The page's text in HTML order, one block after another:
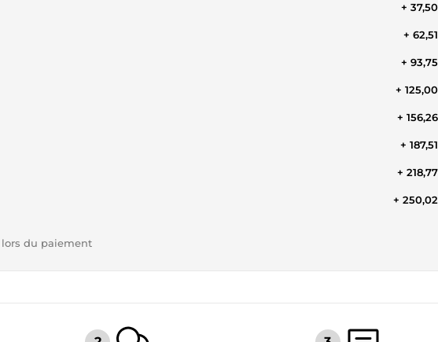
+
+
+
+
+
+
+
+
du paiement